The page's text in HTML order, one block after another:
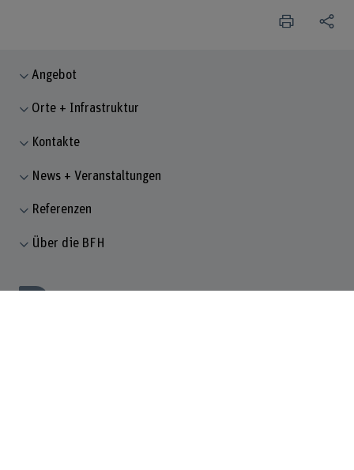
Angebot
Orte + Infrastruktur
Kontakte
News + Veranstaltungen
Referenzen
Über die BFH